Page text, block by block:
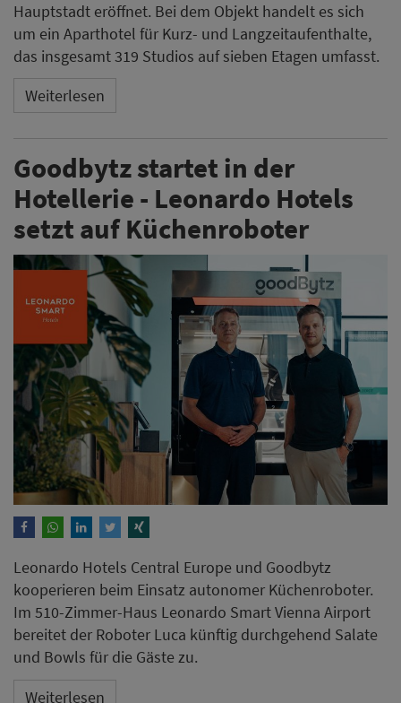
Leonardo Hotels Central Europe und Goodbytz
kooperieren beim Einsatz autonomer Küchenroboter.
Im 510-Zimmer-Haus Leonardo Smart Vienna Airport
bereitet der Roboter Luca künftig durchgehend Salate
und Bowls für die Gäste zu.
Weiterlesen
Hotel Maximilian's Augsburg
eröffnet Neubau mit sieben
Suiten und Rooftop-Pool